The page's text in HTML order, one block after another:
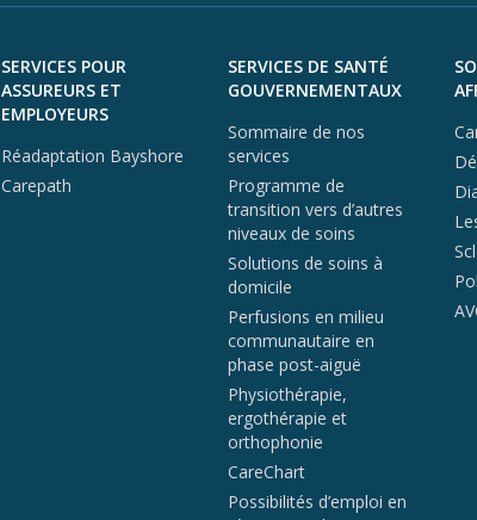
SERVICES POUR
ASSUREURS ET
EMPLOYEURS
Réadaptation Bayshore
Carepath
SERVICES DE SANTÉ
GOUVERNEMENTAUX
Sommaire de nos
services
Programme de
transition vers d’autres
niveaux de soins
Solutions de soins à
domicile
Perfusions en milieu
communautaire en
phase post-aiguë
Physiothérapie,
ergothérapie et
orthophonie
CareChart
Possibilités d’emploi en